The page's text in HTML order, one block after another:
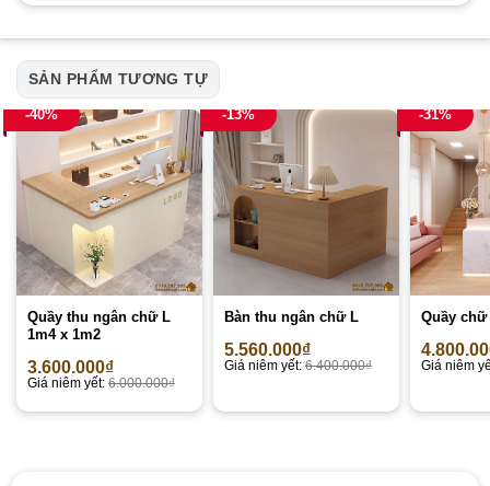
SẢN PHẨM TƯƠNG TỰ
-40%
Quầy thu ngân chữ L
1m4 x 1m2
3.600.000₫
Giá niêm yết: 6.000.000₫
-13%
Bàn thu ngân chữ L
5.560.000₫
Giá niêm yết: 6.400.000₫
-31%
Quầy
Giá niêm